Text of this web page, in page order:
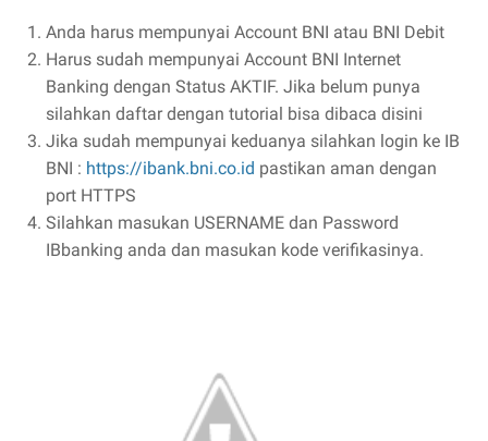
Anda harus mempunyai Account BNI atau BNI Debit
Harus sudah mempunyai Account BNI Internet
Banking dengan Status AKTIF. Jika belum punya
silahkan daftar dengan tutorial bisa dibaca disini
Jika sudah mempunyai keduanya silahkan login ke IB
BNI : https://ibank.bni.co.id pastikan aman dengan
port HTTPS
Silahkan masukan USERNAME dan Password
IBbanking anda dan masukan kode verifikasinya.